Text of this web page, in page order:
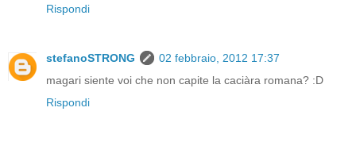
Rispondi
stefanoSTRONG
02 febbraio, 2012 17:37
magari siente voi che non capite la caciàra romana? :D
Rispondi